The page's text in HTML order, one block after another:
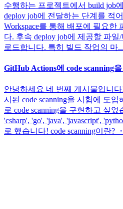
수행하는 프로젝트에서 build job
deploy job에 전달하는 단계를 적
Workspace를 통해 배포에 필요한
다. 후속 deploy job에 제공할 파일
로드합니다. 특히 빌드 작업의 마...
GitHub Actions에 code scanning
안녕하세요 네 번째 게시물입니
시된 code scanning을 시험에 도
로 code scanning을 구현하고 싶
'csharp', 'go', 'java', 'javascript',
로 했습니다! code scanning이란?